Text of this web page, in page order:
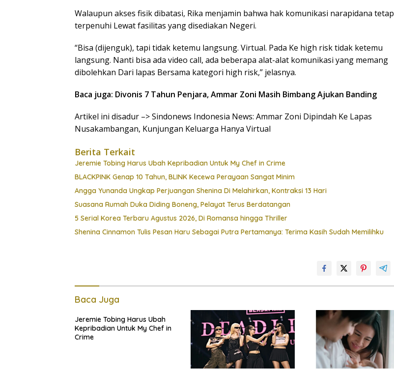
Walaupun akses fisik dibatasi, Rika menjamin bahwa hak komunikasi narapidana tetap
terpenuhi Lewat fasilitas yang disediakan Negeri.
“Bisa (dijenguk), tapi tidak ketemu langsung. Virtual. Pada Ke high risk tidak ketemu
langsung. Nanti bisa ada video call, ada beberapa alat-alat komunikasi yang memang
dibolehkan Dari lapas Bersama kategori high risk,” jelasnya.
Baca juga: Divonis 7 Tahun Penjara, Ammar Zoni Masih Bimbang Ajukan Banding
Artikel ini disadur –> Sindonews Indonesia News: Ammar Zoni Dipindah Ke Lapas
Nusakambangan, Kunjungan Keluarga Hanya Virtual
Berita Terkait
Jeremie Tobing Harus Ubah Kepribadian Untuk My Chef in Crime
BLACKPINK Genap 10 Tahun, BLINK Kecewa Perayaan Sangat Minim
Angga Yunanda Ungkap Perjuangan Shenina Di Melahirkan, Kontraksi 13 Hari
Suasana Rumah Duka Diding Boneng, Pelayat Terus Berdatangan
5 Serial Korea Terbaru Agustus 2026, Di Romansa hingga Thriller
Shenina Cinnamon Tulis Pesan Haru Sebagai Putra Pertamanya: Terima Kasih Sudah Memilihku
Baca Juga
Jeremie Tobing Harus Ubah
Kepribadian Untuk My Chef in
Crime